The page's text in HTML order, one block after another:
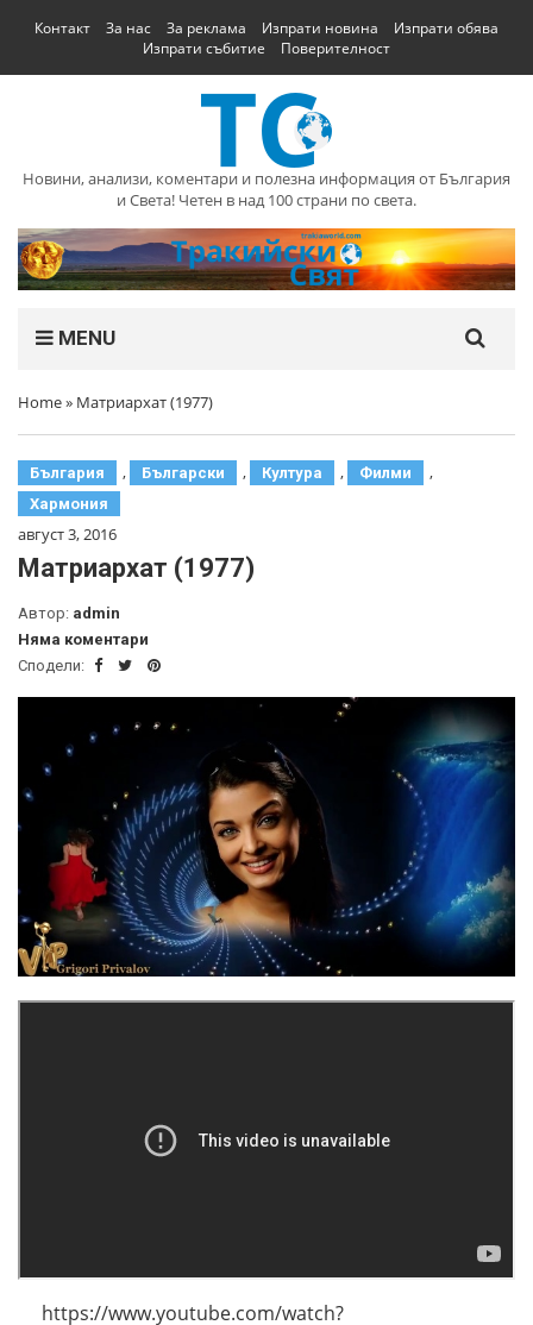
Контакт За нас За реклама Изпрати новина
Изпрати обява
Изпрати събитие
Поверителност
Новини, анализи, коментари и полезна информация от България
и Света! Четен в над 100 страни по света.
MENU
Home» Матриархат (1977)
България , Български , Култура , Филми ,
Хармония
август 3, 2016
Матриархат (1977)
Автор: admin
Няма коментари
Сподели:
https://www.youtube.com/watch?